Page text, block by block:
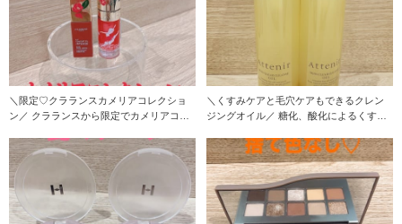
＼限定♡クラランスカメリアコレクショ
ン／ クラランスから限定でカメリアコレ
＼くすみケアと毛穴ケアもできるクレン
ジングオイル／ 糖化、酸化によるくすみ